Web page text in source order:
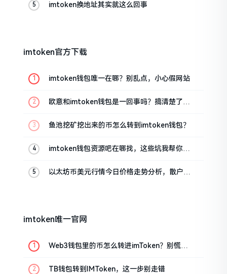
imtoken换地址其实就这么回事
imtoken官方下载
imtoken钱包唯一在哪？别乱点，小心假网站
欧意和imtoken钱包是一回事吗？搞清楚了再
鱼池挖矿挖出来的币怎么转到imtoken钱包？
imtoken钱包资源吧在哪找，这些坑我帮你趟
以太坊币美元行情今日价格走势分析，散户如
imtoken唯一官网
Web3钱包里的币怎么转进imToken？别慌，
TB钱包转到IMToken，这一步别走错